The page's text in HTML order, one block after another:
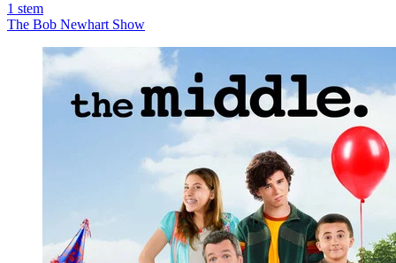
1 stem
The Bob Newhart Show